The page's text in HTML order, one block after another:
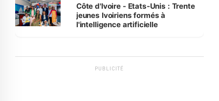
Côte d'Ivoire - Etats-Unis : Trente
jeunes Ivoiriens formés à
l'intelligence artificielle
PUBLICITÉ